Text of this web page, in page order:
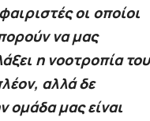
οι οποίοι
να μας
η νοοτροπία
αλλά δε
ομάδα μας είναι